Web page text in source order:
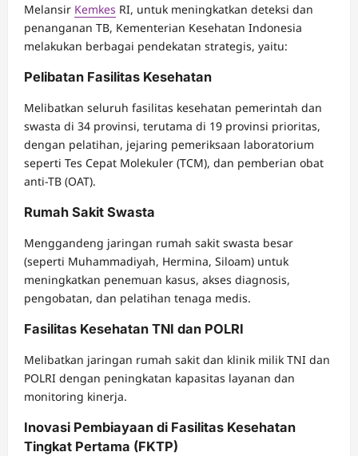
Melansir Kemkes RI, untuk meningkatkan deteksi dan
penanganan TB, Kementerian Kesehatan Indonesia
melakukan berbagai pendekatan strategis, yaitu:
Pelibatan Fasilitas Kesehatan
Melibatkan seluruh fasilitas kesehatan pemerintah dan
swasta di 34 provinsi, terutama di 19 provinsi prioritas,
dengan pelatihan, jejaring pemeriksaan laboratorium
seperti Tes Cepat Molekuler (TCM), dan pemberian obat
anti-TB (OAT).
Rumah Sakit Swasta
Menggandeng jaringan rumah sakit swasta besar
(seperti Muhammadiyah, Hermina, Siloam) untuk
meningkatkan penemuan kasus, akses diagnosis,
pengobatan, dan pelatihan tenaga medis.
Fasilitas Kesehatan TNI dan POLRI
Melibatkan jaringan rumah sakit dan klinik milik TNI dan
POLRI dengan peningkatan kapasitas layanan dan
monitoring kinerja.
Inovasi Pembiayaan di Fasilitas Kesehatan
Tingkat Pertama (FKTP)